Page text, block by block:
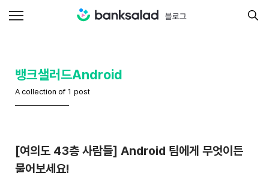
뱅크샐러드Android
A collection of 1 post
[여의도 43층 사람들] Android 팀에게 무엇이든
물어보세요!